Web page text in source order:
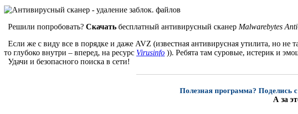
Решили попробовать? Скачать бесплатный антивирусный сканер Malwarebytes
Если же с виду все в порядке и даже AVZ (известная антивирусная утилита, но не
то глубоко внутри – вперед, на ресурс Virusinfo )). Ребята там суровые, истерик и
Удачи и безопасного поиска в сети!
Полезная программа? Поделись
А за